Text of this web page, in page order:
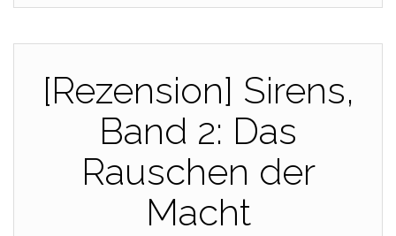
[Rezension] Sirens,
Band 2: Das
Rauschen der
Macht